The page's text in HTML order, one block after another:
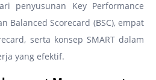
penyusunan Key Performance
Balanced Scorecard (BSC), empat
serta konsep SMART dalam
yang efektif.